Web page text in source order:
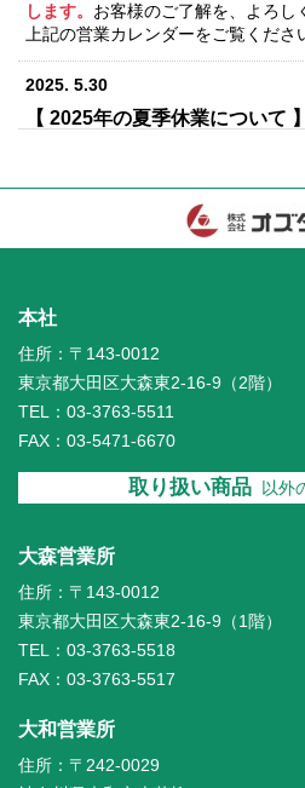
します。 お客様のご了解を、よろし
上記の営業カレンダーをご覧くださ
2025. 5.30
【 2025年の夏季休業について 】
上記の営業カレンダーをご覧くださ
お客様のご了解をお願いいたします。
2024.12. 2
弊社の2025年の営業カレンダーを掲
上記の営業カレンダー部をご覧くだ
【 年末・年始の休業について 】
します。お客様のご了解を、よろし
上記の営業カレンダーをご覧くださ
2024. 6. 7
弊社は、8月10日（土）～ 15日（木
上記の営業カレンダーをご覧くださ
本社
住所：〒143-0012
東京都大田区大森東2-16-9（2階）
TEL：03-3763-5511
FAX：03-5471-6670
取り扱い商品 以外
大森営業所
住所：〒143-0012
東京都大田区大森東2-16-9（1階）
TEL：03-3763-5518
FAX：03-3763-5517
大和営業所
住所：〒242-0029